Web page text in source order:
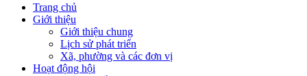
Trang chủ
Giới thiệu
Giới thiệu chung
Lịch sử phát triển
Xã, phường và các đơn vị
Hoạt động hội